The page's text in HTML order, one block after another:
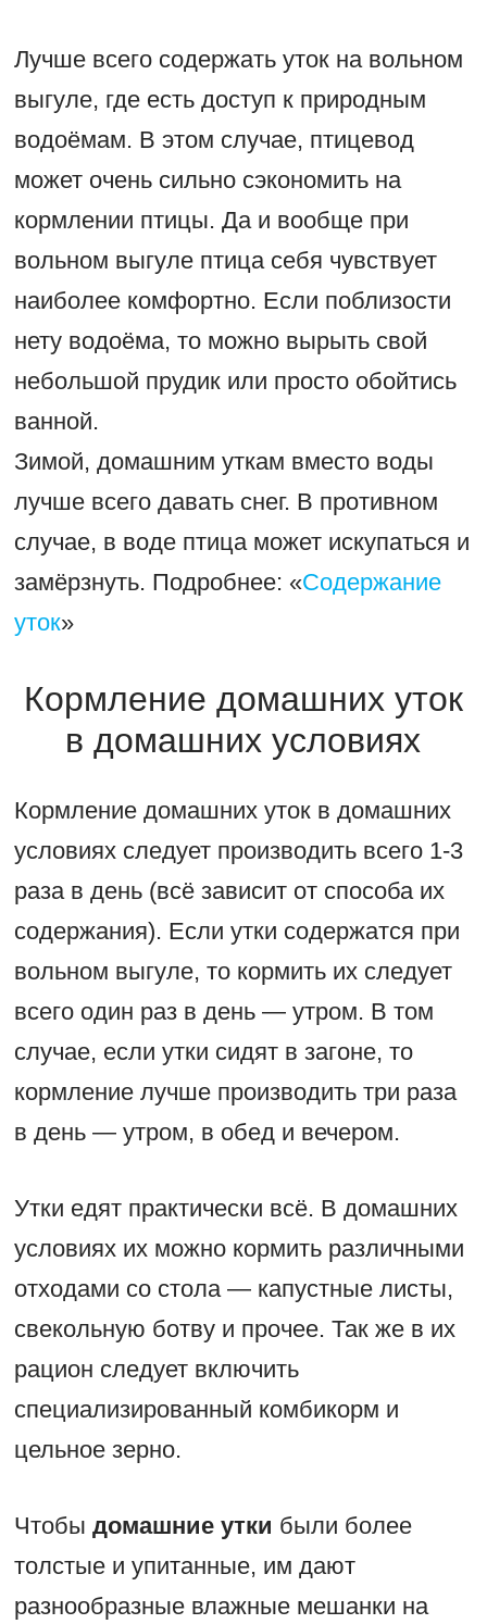
Лучше всего содержать уток на вольном
выгуле, где есть доступ к природным
водоёмам. В этом случае, птицевод
может очень сильно сэкономить на
кормлении птицы. Да и вообще при
вольном выгуле птица себя чувствует
наиболее комфортно. Если поблизости
нету водоёма, то можно вырыть свой
небольшой прудик или просто обойтись
ванной.
Зимой, домашним уткам вместо воды
лучше всего давать снег. В противном
случае, в воде птица может искупаться и
замёрзнуть. Подробнее: «Содержание
уток»
Кормление домашних уток
в домашних условиях
Кормление домашних уток в домашних
условиях следует производить всего 1-3
раза в день (всё зависит от способа их
содержания). Если утки содержатся при
вольном выгуле, то кормить их следует
всего один раз в день — утром. В том
случае, если утки сидят в загоне, то
кормление лучше производить три раза
в день — утром, в обед и вечером.
Утки едят практически всё. В домашних
условиях их можно кормить различными
отходами со стола — капустные листы,
свекольную ботву и прочее. Так же в их
рацион следует включить
специализированный комбикорм и
цельное зерно.
Чтобы домашние утки были более
толстые и упитанные, им дают
разнообразные влажные мешанки на